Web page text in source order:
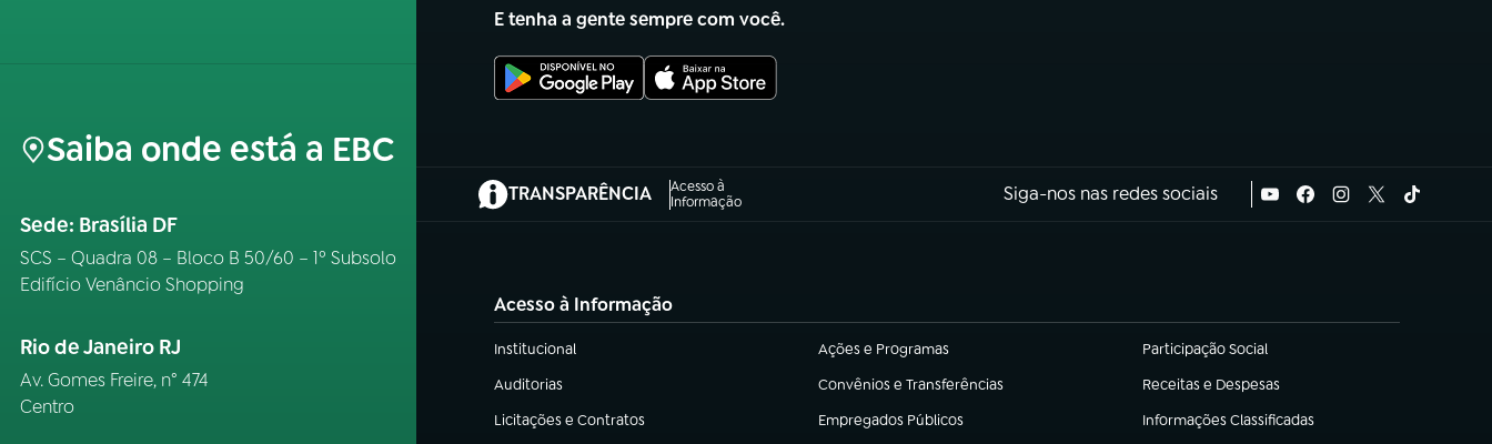
Saiba onde está a EBC
Sede: Brasília DF
SCS – Quadra 08 – Bloco B 50/60 – 1º Subsolo
Edifício Venâncio Shopping
Rio de Janeiro RJ
Av. Gomes Freire, n° 474
Centro
E tenha a gente sempre com você.
TRANSPARÊNCIA
Acesso à
Informação
(abre em nova aba) Siga-nos nas redes sociais
Acesso à Informação
Institucional
(abre em nova aba) Ações e Programas
(abre em nova aba) Participação Social
(abre em nova aba)
Auditorias
(abre em nova aba) Convênios e Transferências
(abre em nova aba) Receitas e Despesas
(abre em nova aba)
Licitações e Contratos
(abre em nova aba) Empregados Públicos
(abre em nova aba) Informações Classificadas
(abre em nova aba)